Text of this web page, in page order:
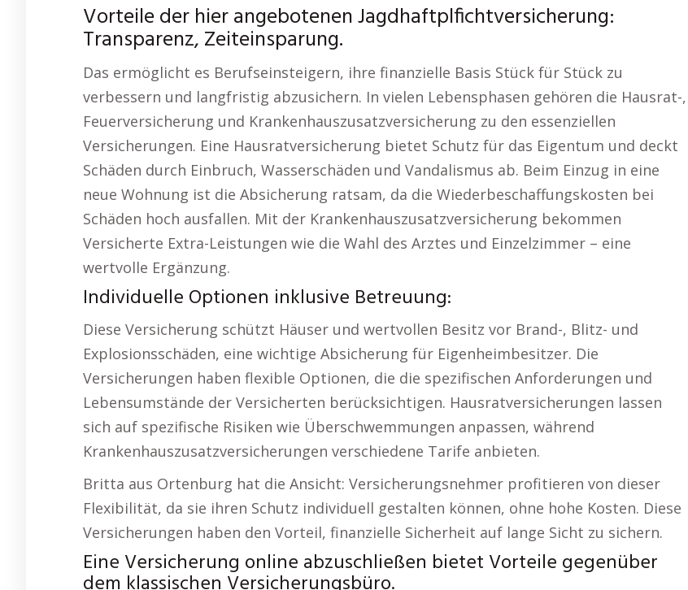
Vorteile der hier angebotenen Jagdhaftplfichtversicherung:
Transparenz, Zeiteinsparung.
Das ermöglicht es Berufseinsteigern, ihre finanzielle Basis Stück für Stück zu
verbessern und langfristig abzusichern. In vielen Lebensphasen gehören die Hausrat-,
Feuerversicherung und Krankenhauszusatzversicherung zu den essenziellen
Versicherungen. Eine Hausratversicherung bietet Schutz für das Eigentum und deckt
Schäden durch Einbruch, Wasserschäden und Vandalismus ab. Beim Einzug in eine
neue Wohnung ist die Absicherung ratsam, da die Wiederbeschaffungskosten bei
Schäden hoch ausfallen. Mit der Krankenhauszusatzversicherung bekommen
Versicherte Extra-Leistungen wie die Wahl des Arztes und Einzelzimmer – eine
wertvolle Ergänzung.
Individuelle Optionen inklusive Betreuung:
Diese Versicherung schützt Häuser und wertvollen Besitz vor Brand-, Blitz- und
Explosionsschäden, eine wichtige Absicherung für Eigenheimbesitzer. Die
Versicherungen haben flexible Optionen, die die spezifischen Anforderungen und
Lebensumstände der Versicherten berücksichtigen. Hausratversicherungen lassen
sich auf spezifische Risiken wie Überschwemmungen anpassen, während
Krankenhauszusatzversicherungen verschiedene Tarife anbieten.
Britta aus Ortenburg hat die Ansicht: Versicherungsnehmer profitieren von dieser
Flexibilität, da sie ihren Schutz individuell gestalten können, ohne hohe Kosten. Diese
Versicherungen haben den Vorteil, finanzielle Sicherheit auf lange Sicht zu sichern.
Eine Versicherung online abzuschließen bietet Vorteile gegenüber